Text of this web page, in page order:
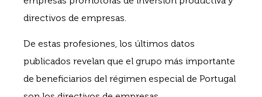
directivos de empresas.
De estas profesiones, los últimos datos
publicados revelan que el grupo más importante
de beneficiarios del régimen especial de Portugal